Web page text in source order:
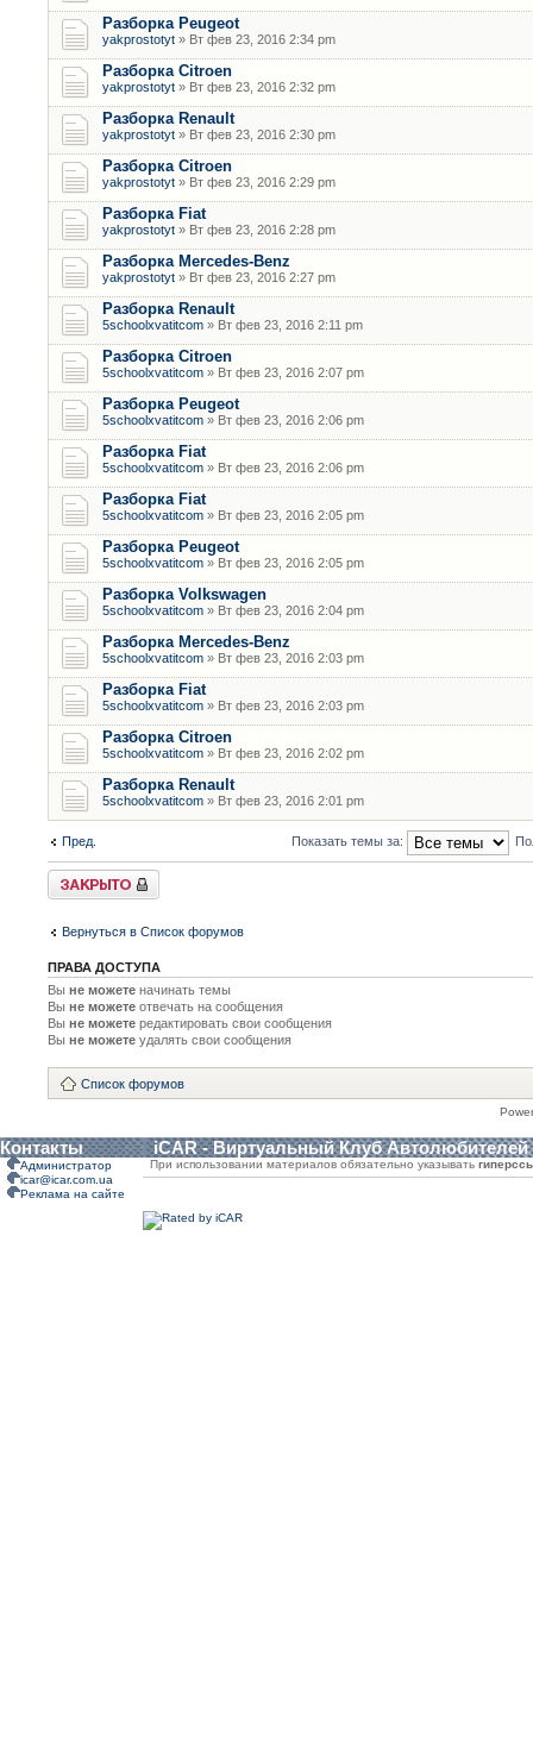
Разборка Peugeot
yakprostotyt » Вт фев 23, 2016 2:34 pm
Разборка Citroen
yakprostotyt » Вт фев 23, 2016 2:32 pm
Разборка Renault
yakprostotyt » Вт фев 23, 2016 2:30 pm
Разборка Citroen
yakprostotyt » Вт фев 23, 2016 2:29 pm
Разборка Fiat
yakprostotyt » Вт фев 23, 2016 2:28 pm
Разборка Mercedes-Benz
yakprostotyt » Вт фев 23, 2016 2:27 pm
Разборка Renault
5schoolxvatitcom » Вт фев 23, 2016 2:11 pm
Разборка Citroen
5schoolxvatitcom » Вт фев 23, 2016 2:07 pm
Разборка Peugeot
5schoolxvatitcom » Вт фев 23, 2016 2:06 pm
Разборка Fiat
5schoolxvatitcom » Вт фев 23, 2016 2:06 pm
Разборка Fiat
5schoolxvatitcom » Вт фев 23, 2016 2:05 pm
Разборка Peugeot
5schoolxvatitcom » Вт фев 23, 2016 2:05 pm
Разборка Volkswagen
5schoolxvatitcom » Вт фев 23, 2016 2:04 pm
Разборка Mercedes-Benz
5schoolxvatitcom » Вт фев 23, 2016 2:03 pm
Разборка Fiat
5schoolxvatitcom » Вт фев 23, 2016 2:03 pm
Разборка Citroen
5schoolxvatitcom » Вт фев 23, 2016 2:02 pm
Разборка Renault
5schoolxvatitcom » Вт фев 23, 2016 2:01 pm
Пред. Показать темы за:
Форум закрыт
Вернуться в Список форумов
ПРАВА ДОСТУПА
Вы не можете начинать темы
Вы не можете отвечать на сообщения
Вы не можете редактировать свои сообщения
Вы не можете удалять свои сообщения
Список форумов
Контакты iCAR - Виртуальный Клуб Автолюбителей
Администратор
icar@icar.com.ua
Реклама на сайте
При использовании материалов обязательно указывать